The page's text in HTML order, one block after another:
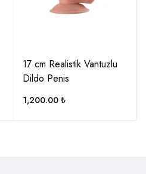
17 cm Realistik Vantuzlu
Dildo Penis
1,200.00 ₺